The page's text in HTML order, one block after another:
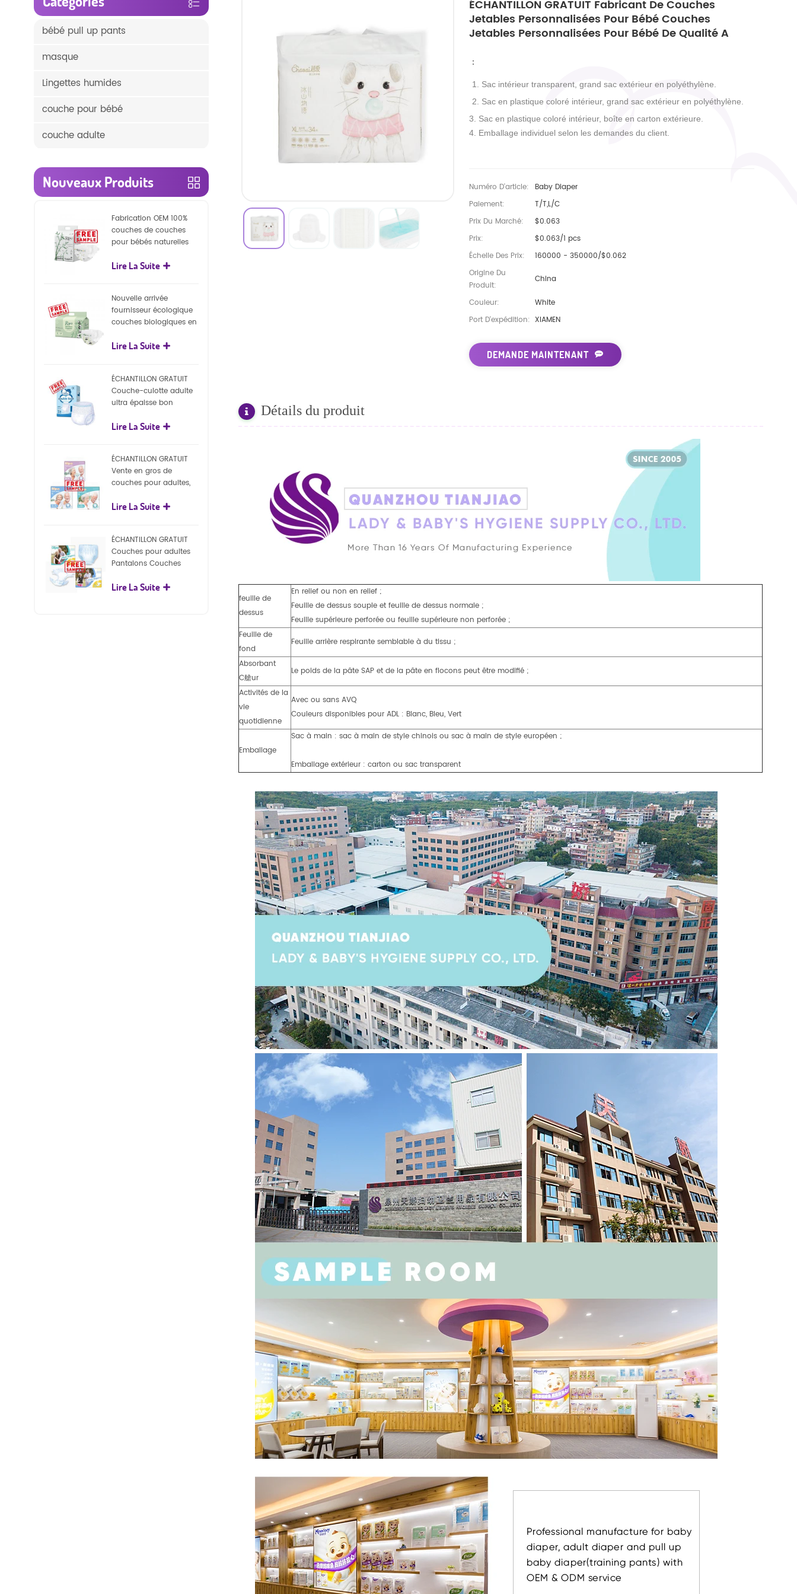
ÉCHANTILLON GRATUIT Fabricant De Couches
Jetables Personnalisées Pour Bébé Couches
Jetables Personnalisées Pour Bébé De Qualité A
：
1. Sac intérieur transparent, grand sac extérieur en polyéthylène.
2. Sac en plastique coloré intérieur, grand sac extérieur en polyéthylène.
3. Sac en plastique coloré intérieur, boîte en carton extérieure.
4. Emballage individuel selon les demandes du client.
Numéro D'article:
Baby Diaper
Paiement:
T/T,L/C
Prix Du Marché:
$0.063
Prix:
$0.063/1 pcs
Échelle Des Prix:
160000 - 350000/$0.062
Origine Du
Produit:
China
Couleur:
White
Port D'expédition: XIAMEN
DEMANDE MAINTENANT
Détails du produit
feuille de
dessus
En relief ou non en relief ;
Feuille de dessus souple et feuille de dessus normale ;
Feuille supérieure perforée ou feuille supérieure non perforée ;
Feuille de
fond
Feuille arrière respirante semblable à du tissu ;
Absorbant
C艙ur
Le poids de la pâte SAP et de la pâte en flocons peut être modifié ;
Activités de la
vie
quotidienne
Avec ou sans AVQ
Couleurs disponibles pour ADL : Blanc, Bleu, Vert
Emballage
Sac à main : sac à main de style chinois ou sac à main de style européen ;
Emballage extérieur : carton ou sac transparent
bébé pull up pants
masque
Lingettes humides
couche pour bébé
couche adulte
Nouveaux Produits
Fabrication OEM 100%
couches de couches
pour bébés naturelles
écologiques
Lire La Suite
Nouvelle arrivée
fournisseur écologique
couches biologiques en
biodégradables pour
Lire La Suite
ÉCHANTILLON GRATUIT
Couche-culotte adulte
ultra épaisse bon
jetable pour adulte
Lire La Suite
ÉCHANTILLON GRATUIT
Vente en gros de
couches pour adultes,
adultes
Lire La Suite
ÉCHANTILLON GRATUIT
Couches pour adultes
Pantalons Couches
pour adultes
Lire La Suite